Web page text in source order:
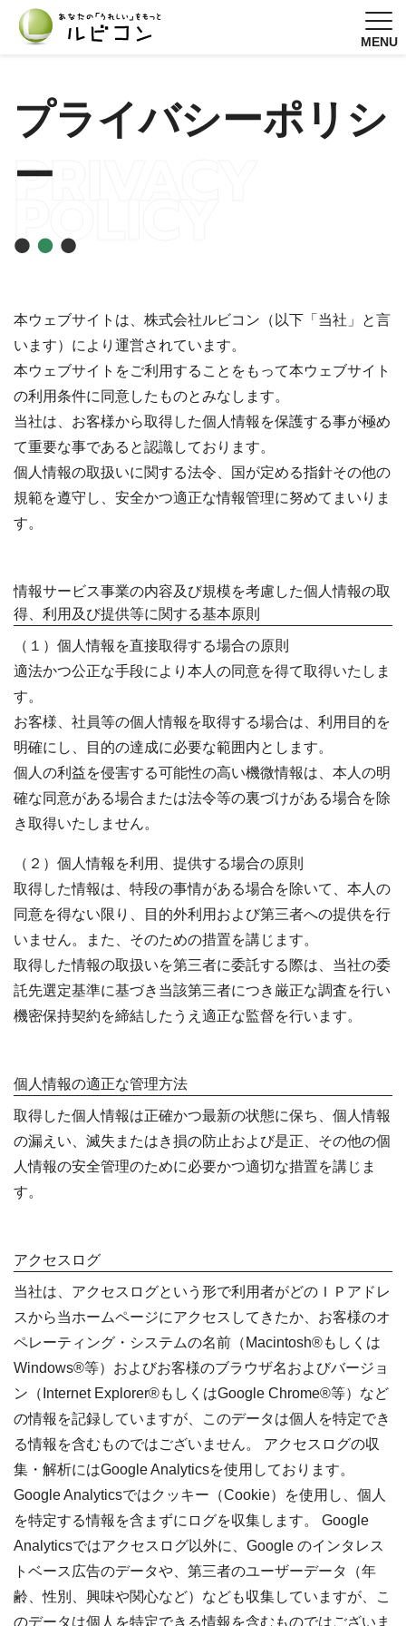
MENU
プライバシーポリシ
ー
PRIVACY
POLICY
本ウェブサイトは、株式会社ルビコン（以下「当社」と言
います）により運営されています。
本ウェブサイトをご利用することをもって本ウェブサイト
の利用条件に同意したものとみなします。
当社は、お客様から取得した個人情報を保護する事が極め
て重要な事であると認識しております。
個人情報の取扱いに関する法令、国が定める指針その他の
規範を遵守し、安全かつ適正な情報管理に努めてまいりま
す。
情報サービス事業の内容及び規模を考慮した個人情報の取
得、利用及び提供等に関する基本原則
（１）個人情報を直接取得する場合の原則
適法かつ公正な手段により本人の同意を得て取得いたしま
す。
お客様、社員等の個人情報を取得する場合は、利用目的を
明確にし、目的の達成に必要な範囲内とします。
個人の利益を侵害する可能性の高い機微情報は、本人の明
確な同意がある場合または法令等の裏づけがある場合を除
き取得いたしません。
（２）個人情報を利用、提供する場合の原則
取得した情報は、特段の事情がある場合を除いて、本人の
同意を得ない限り、目的外利用および第三者への提供を行
いません。また、そのための措置を講じます。
取得した情報の取扱いを第三者に委託する際は、当社の委
託先選定基準に基づき当該第三者につき厳正な調査を行い
機密保持契約を締結したうえ適正な監督を行います。
個人情報の適正な管理方法
取得した個人情報は正確かつ最新の状態に保ち、個人情報
の漏えい、滅失またはき損の防止および是正、その他の個
人情報の安全管理のために必要かつ適切な措置を講じま
す。
アクセスログ
当社は、アクセスログという形で利用者がどのＩＰアドレ
スから当ホームページにアクセスしてきたか、お客様のオ
ペレーティング・システムの名前（Macintosh®もしくは
Windows®等）およびお客様のブラウザ名およびバージョ
ン（Internet Explorer®もしくはGoogle Chrome®等）など
の情報を記録していますが、このデータは個人を特定でき
る情報を含むものではございません。 アクセスログの収
集・解析にはGoogle Analyticsを使用しております。
Google Analyticsではクッキー（Cookie）を使用し、個人
を特定する情報を含まずにログを収集します。 Google
Analyticsではアクセスログ以外に、Google のインタレス
トベース広告のデータや、第三者のユーザーデータ（年
齢、性別、興味や関心など）なども収集していますが、こ
のデータは個人を特定できる情報を含むものではございま